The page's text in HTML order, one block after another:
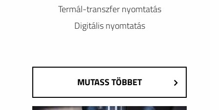
Termál-transzfer nyomtatás
Digitális nyomtatás
MUTASS TÖBBET